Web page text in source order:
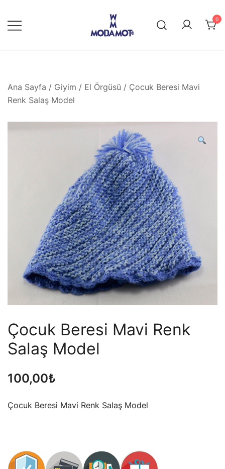
content
Modamot E-Ticaret
0
Ana Sayfa / Giyim / El Örgüsü / Çocuk Beresi Mavi
Renk Salaş Model
Çocuk Beresi Mavi Renk
Salaş Model
100,00₺
Çocuk Beresi Mavi Renk Salaş Model